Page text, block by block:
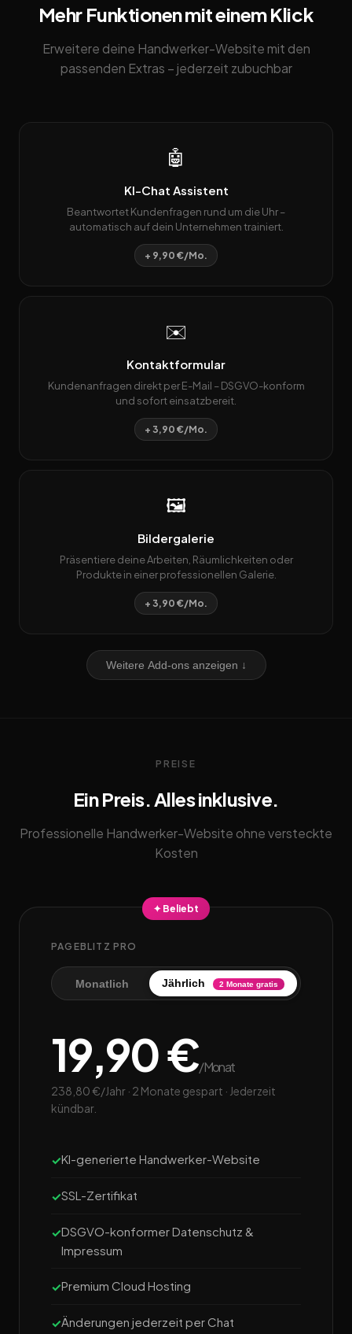
Mehr Funktionen mit einem Klick
Erweitere deine Handwerker-Website mit den
passenden Extras – jederzeit zubuchbar
🤖
KI-Chat Assistent
Beantwortet Kundenfragen rund um die Uhr –
automatisch auf dein Unternehmen trainiert.
+ 9,90 €/Mo.
✉️
Kontaktformular
Kundenanfragen direkt per E-Mail – DSGVO-konform
und sofort einsatzbereit.
+ 3,90 €/Mo.
🖼️
Bildergalerie
Präsentiere deine Arbeiten, Räumlichkeiten oder
Produkte in einer professionellen Galerie.
+ 3,90 €/Mo.
Weitere Add-ons anzeigen ↓
PREISE
Ein Preis. Alles inklusive.
Professionelle Handwerker-Website ohne versteckte
Kosten
✦ Beliebt
PAGEBLITZ PRO
Monatlich Jährlich 2 Monate gratis
19,90 €/Monat
238,80 €/Jahr · 2 Monate gespart · Jederzeit
kündbar.
KI-generierte Handwerker-Website
SSL-Zertifikat
DSGVO-konformer Datenschutz &
Impressum
Premium Cloud Hosting
Änderungen jederzeit per Chat